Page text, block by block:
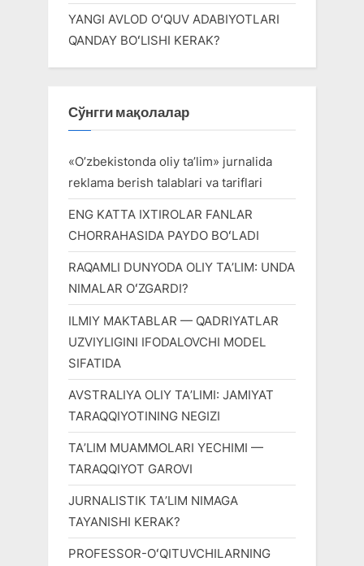
YANGI AVLOD OʻQUV ADABIYOTLARI
QANDAY BOʻLISHI KERAK?
Сўнгги мақолалар
«O’zbekistonda oliy ta’lim» jurnalida
reklama berish talablari va tariflari
ENG KATTA IXTIROLAR FANLAR
CHORRAHASIDA PAYDO BOʻLADI
RAQAMLI DUNYODA OLIY TAʼLIM: UNDA
NIMALAR OʻZGARDI?
ILMIY MAKTABLAR — QADRIYATLAR
UZVIYLIGINI IFODALOVCHI MODEL
SIFATIDA
AVSTRALIYA OLIY TAʼLIMI: JAMIYAT
TARAQQIYOTINING NEGIZI
TAʼLIM MUAMMOLARI YECHIMI —
TARAQQIYOT GAROVI
JURNALISTIK TAʼLIM NIMAGA
TAYANISHI KERAK?
PROFESSOR-OʻQITUVCHILARNING